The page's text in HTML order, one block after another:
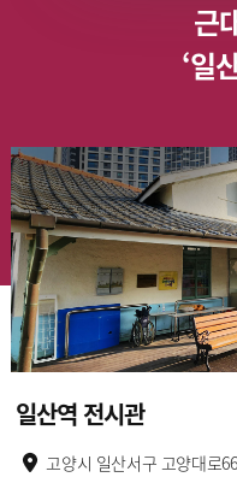
근
‘일
일산역 전시관
고양시 일산서구 고양대로